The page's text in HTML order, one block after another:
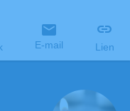
E-mail Lien